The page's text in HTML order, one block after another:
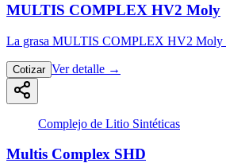
MULTIS COMPLEX HV2 Moly
La grasa MULTIS COMPLEX HV2 Moly
Cotizar Ver detalle →
Complejo de Litio Sintéticas
Multis Complex SHD